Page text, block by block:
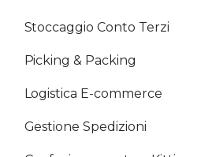
Stoccaggio Conto Terzi
Picking & Packing
Logistica E-commerce
Gestione Spedizioni